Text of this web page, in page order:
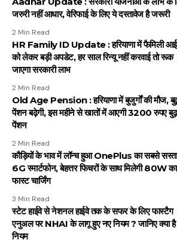
जरुरी नहीं आधार, वेरिफाई के लिए ये दस्तावेज है जरूरी
2 Min Read
HR Family ID Update : हरियाणा में फैमिली
को लेकर बड़ी अपडेट, हर साल रिन्यू नहीं करवाई तो रूक
जाएगा सरकारी लाभ
2 Min Read
Old Age Pension : हरियाणा में बुजुर्गों की मौज,
पेंशन बढ़ेगी, इस महीने से खातों में आएगी 3200 रुपए
पेंशन
2 Min Read
कौड़ियों के भाव में लॉन्च हुआ OnePlus का सबसे सस्ता
6G स्मार्टफोन, बेहत्तर फिचरों के साथ मिलेगी 80W का
फास्ट चार्जिंग
3 Min Read
स्टेट हाईवे से नेशनल हाईवे तक के सफर के लिए फास्टैग
एनुअल पर NHAI के लागू हुए नए नियम ? जानिए क्या है
नियम